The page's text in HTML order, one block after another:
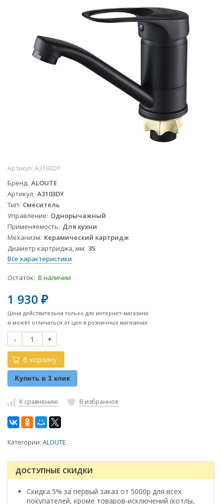
Артикул: A3103DY
Бренд ALOUTE
Артикул A3103DY
Тип Смеситель
Управление Однорычажный
Применяемость Для кухни
Механизм Керамический картридж
Диаметр картриджа, мм 35
Все характеристики
Остаток: В наличии
1 930 ₽
Цена действительна только для интернет-магазина
и может отличаться от цен в розничных магазинах
- +
В корзину
Купить в 1 клик
К сравнению В избранное
Категории: ALOUTE
ДОСТУПНЫЕ СКИДКИ
Скидка 5% за первый заказ от 5000р для всех
покупателей, кроме товаров-исключений (котлы,